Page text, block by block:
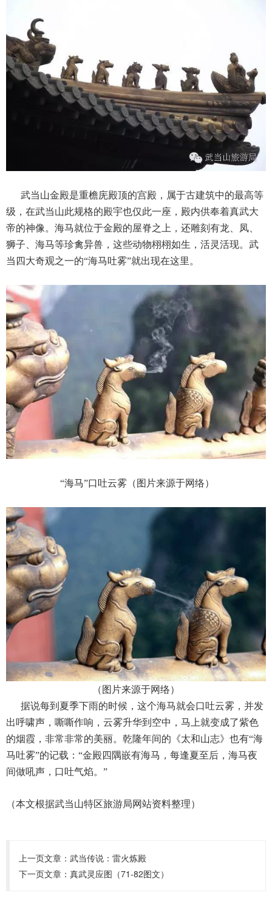
武当山金殿是重檐庑殿顶的宫殿，属于古建筑中的最高等
级，在武当山此规格的殿宇也仅此一座，殿内供奉着真武大
帝的神像。海马就位于金殿的屋脊之上，还雕刻有龙、凤、
狮子、海马等珍禽异兽，这些动物栩栩如生，活灵活现。武
当四大奇观之一的“海马吐雾”就出现在这里。
“海马”口吐云雾（图片来源于网络）
（图片来源于网络）
据说每到夏季下雨的时候，这个海马就会口吐云雾，并发
出呼啸声，嘶嘶作响，云雾升华到空中，马上就变成了紫色
的烟霞，非常非常的美丽。乾隆年间的《太和山志》也有“海
马吐雾”的记载：“金殿四隅嵌有海马，每逢夏至后，海马夜
间做吼声，口吐气焰。”
（本文根据武当山特区旅游局网站资料整理）
上一页文章： 武当传说：雷火炼殿​
下一页文章： 真武灵应图（71-82图文）